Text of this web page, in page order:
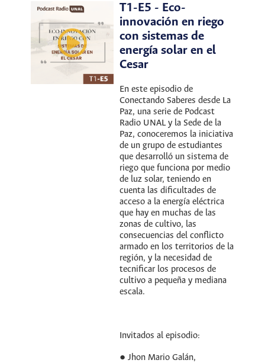
T1-E5 - Eco-
innovación en riego
con sistemas de
energía solar en el
Cesar
En este episodio de
Conectando Saberes desde La
Paz, una serie de Podcast
Radio UNAL y la Sede de la
Paz, conoceremos la iniciativa
de un grupo de estudiantes
que desarrolló un sistema de
riego que funciona por medio
de luz solar, teniendo en
cuenta las dificultades de
acceso a la energía eléctrica
que hay en muchas de las
zonas de cultivo, las
consecuencias del conflicto
armado en los territorios de la
región, y la necesidad de
tecnificar los procesos de
cultivo a pequeña y mediana
escala.
Invitados al episodio:
● Jhon Mario Galán,